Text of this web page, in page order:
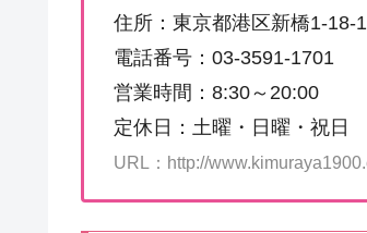
住所：東京都港区新橋1-18-
電話番号：03-3591-1701
営業時間：8:30～20:00
定休日：土曜・日曜・祝日
URL：http://